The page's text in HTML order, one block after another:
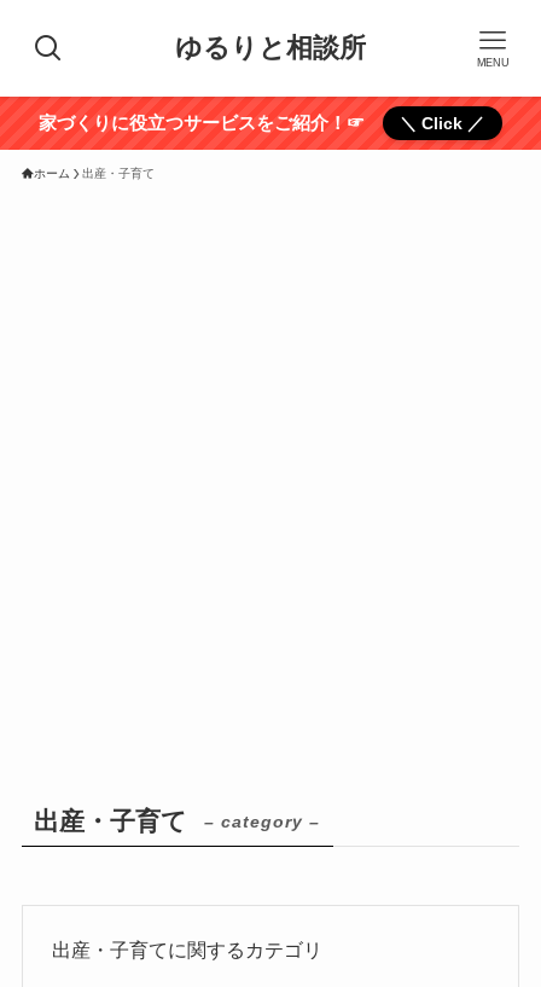
ゆるりと相談所 MENU
家づくりに役立つサービスをご紹介！☞ ＼ Click ／
ホーム 出産・子育て
出産・子育て – category –
出産・子育てに関するカテゴリ